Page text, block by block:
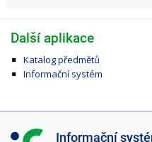
Další aplikace
Katalog předmětů
Informační systém
I Informační